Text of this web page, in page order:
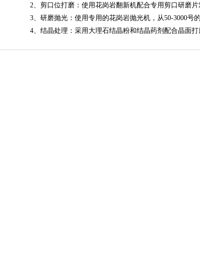
2、剪口位打磨：使用花岗岩翻新机配合专用剪口研磨片
3、研磨抛光：使用专用的花岗岩抛光机，从50-3000号的
4、结晶处理：采用大理石结晶粉和结晶药剂配合晶面打